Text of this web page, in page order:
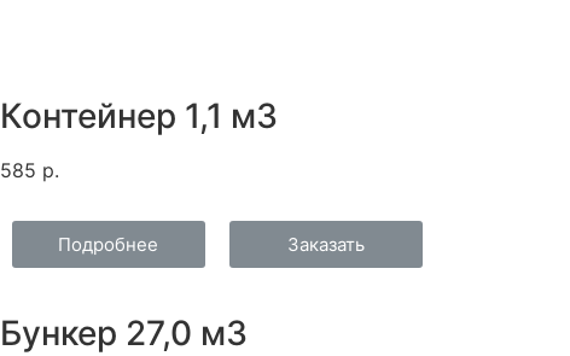
Контейнер 1,1 м3
585 р.
Подробнее Заказать
Бункер 27,0 м3